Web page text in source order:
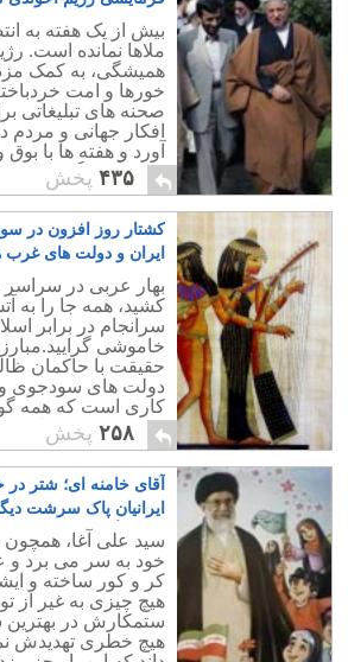
بیش از یک هفته به
ملاها نمانده است.
همیشگی، به کمک
خورها و امت
صحنه های تبلیغاتی
افکار جهانی و مردم
آورد و هفته ها با بوق
مورد آن و گمراه
پردازد.
۴۳۵ پخش
کشتار روز افزون در
ایران و دولت های غرب
بهار عربی در سراسر
کشید، همه جا را به
سرانجام در برابر
خاموشی
حقیقت با حاکمان
دولت های سودجوی و
کاری است که همه
سرکوب، و کشتار جمعی
گذاشته اند.
۲۵۸ پخش
آقای خامنه ای؛ شتر در
ایرانیان پاک سرشت
برای رأی دادن نخواهند
سید علی آغا،
خود به سر می برد و
کر و کور ساخته و
هیچ چیزی به غیر از
ستمکارش در بهترین
هیچ خطری تهدیدش